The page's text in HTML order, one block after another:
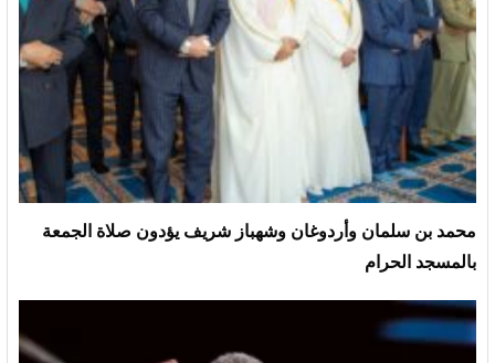
محمد بن سلمان وأردوغان وشهباز شريف يؤدون صلاة الجمعة
بالمسجد الحرام